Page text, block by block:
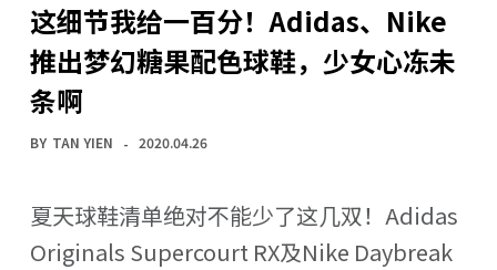
这细节我给一百分！Adidas、Nike
推出梦幻糖果配色球鞋，少女心冻未
条啊
BY TAN YIEN 2020.04.26
夏天球鞋清单绝对不能少了这几双！Adidas
Originals Supercourt RX及Nike Daybreak